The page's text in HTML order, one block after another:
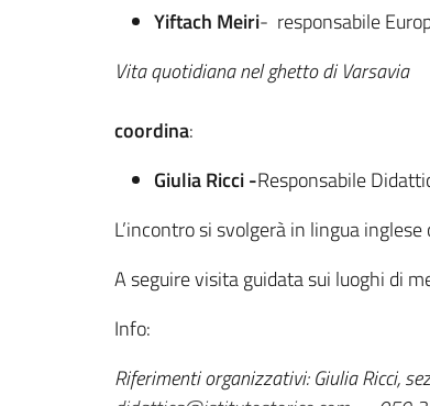
Yiftach Meiri- responsabile
Vita quotidiana nel ghetto di Varsavia
coordina:
Giulia Ricci -Responsabile
L’incontro si svolgerà in lingua
A seguire visita guidata sui luoghi di
Info:
Riferimenti organizzativi:Giulia Ricci,